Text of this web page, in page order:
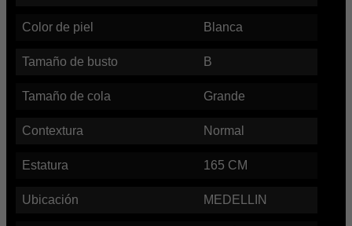
Color de piel Blanca
Tamaño de busto B
Tamaño de cola Grande
Contextura Normal
Estatura 165 CM
Ubicación MEDELLIN